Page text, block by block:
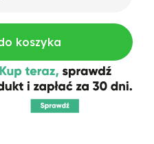
koszyka